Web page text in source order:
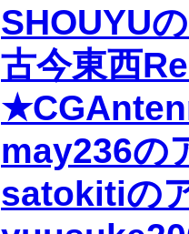
SHOUYU
古今東西
may236の
satokitiの